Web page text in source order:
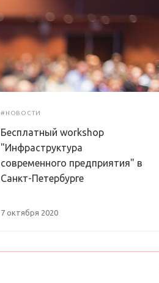
#НОВОСТИ
Бесплатный workshop
"Инфраструктура
современного предприятия" в
Санкт-Петербурге
7 октября 2020